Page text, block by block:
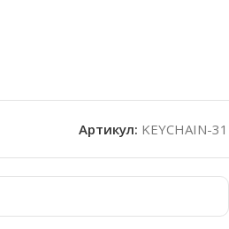
Артикул: KEYCHAIN-31